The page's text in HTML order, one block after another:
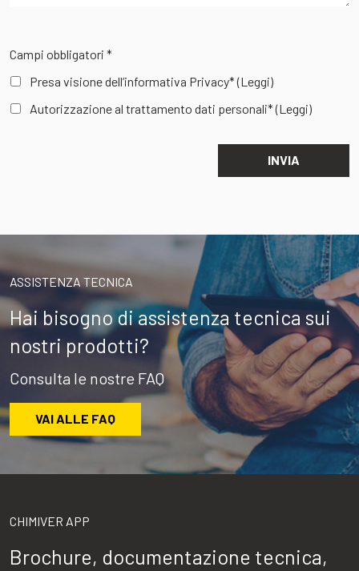
Campi obbligatori *
Presa visione dell’informativa Privacy*(Leggi)
Autorizzazione al trattamento dati personali*(Leggi)
ASSISTENZA TECNICA
Hai bisogno di assistenza tecnica sui
nostri prodotti?
Consulta le nostre FAQ
VAI ALLE FAQ
CHIMIVER APP
Brochure, documentazione tecnica,